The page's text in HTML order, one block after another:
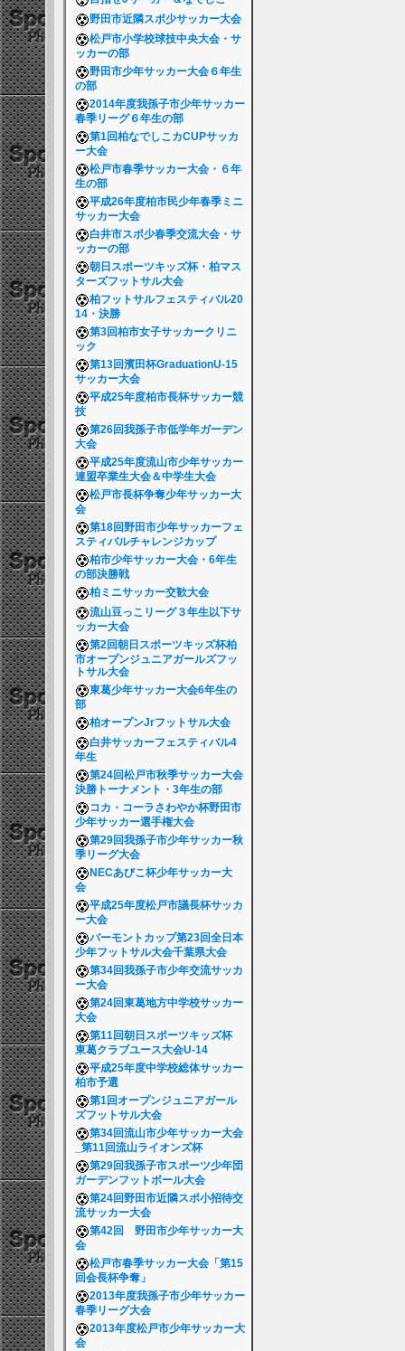
野田市近隣スポ少サッカー大会
松戸市小学校球技中央大会・サ
ッカーの部
野田市少年サッカー大会６年生
の部
2014年度我孫子市少年サッカー
春季リーグ６年生の部
第1回柏なでしこカCUPサッカ
ー大会
松戸市春季サッカー大会・６年
生の部
平成26年度柏市民少年春季ミニ
サッカー大会
白井市スポ少春季交流大会・サ
ッカーの部
朝日スポーツキッズ杯・柏マス
ターズフットサル大会
柏フットサルフェスティバル20
14・決勝
第3回柏市女子サッカークリニ
ック
第13回濱田杯GraduationU-15
サッカー大会
平成25年度柏市長杯サッカー競
技
第26回我孫子市低学年ガーデン
大会
平成25年度流山市少年サッカー
連盟卒業生大会＆中学生大会
松戸市長杯争奪少年サッカー大
会
第18回野田市少年サッカーフェ
スティバルチャレンジカップ
柏市少年サッカー大会・6年生
の部決勝戦
柏ミニサッカー交歓大会
流山豆っこリーグ３年生以下サ
ッカー大会
第2回朝日スポーツキッズ杯柏
市オープンジュニアガールズフッ
トサル大会
東葛少年サッカー大会6年生の
部
柏オープンJrフットサル大会
白井サッカーフェスティバル4
年生
第24回松戸市秋季サッカー大会
決勝トーナメント・3年生の部
コカ・コーラさわやか杯野田市
少年サッカー選手権大会
第29回我孫子市少年サッカー秋
季リーグ大会
NECあびこ杯少年サッカー大
会
平成25年度松戸市議長杯サッカ
ー大会
バーモントカップ第23回全日本
少年フットサル大会千葉県大会
第34回我孫子市少年交流サッカ
ー大会
第24回東葛地方中学校サッカー
大会
第11回朝日スポーツキッズ杯
東葛クラブユース大会U-14
平成25年度中学校総体サッカー
柏市予選
第1回オープンジュニアガール
ズフットサル大会
第34回流山市少年サッカー大会
_第11回流山ライオンズ杯
第29回我孫子市スポーツ少年団
ガーデンフットボール大会
第24回野田市近隣スポ小招待交
流サッカー大会
第42回 野田市少年サッカー大
会
松戸市春季サッカー大会「第15
回会長杯争奪」
2013年度我孫子市少年サッカー
春季リーグ大会
2013年度松戸市少年サッカー大
会